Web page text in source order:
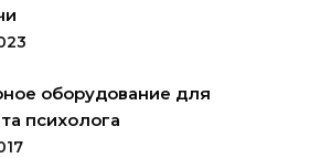
оборудование для
психолога